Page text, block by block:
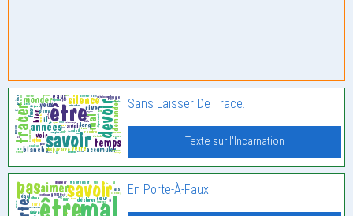
Sans Laisser De Trace.
Texte sur l'Incarnation
En Porte-À-Faux